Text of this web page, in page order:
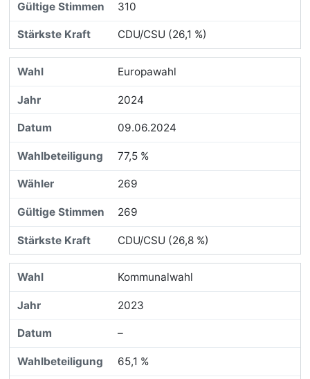
310
CDU/CSU (26,1 %)
Europawahl
2024
09.06.2024
77,5 %
269
269
CDU/CSU (26,8 %)
Kommunalwahl
2023
–
65,1 %